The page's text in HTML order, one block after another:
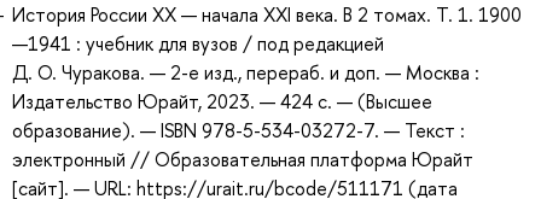
История России XX — начала XXI века. В 2 томах. Т. 1. 1900
—1941 : учебник для вузов / под редакцией
Д. О. Чуракова. — 2-е изд., перераб. и доп. — Москва :
Издательство Юрайт, 2023. — 424 с. — (Высшее
образование). — ISBN 978-5-534-03272-7. — Текст :
электронный // Образовательная платформа Юрайт
[сайт]. — URL: https://urait.ru/bcode/511171 (дата